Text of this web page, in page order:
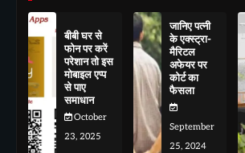
बीबी घर से
फोन पर करें
परेशान तो इस
मोबाइल एप्प
से पाए
समाधान
October
23, 2025
जानिए पत्नी
के एक्स्ट्रा-
मैरिटल
अफेयर पर
कोर्ट का
फैसला
September
25, 2024